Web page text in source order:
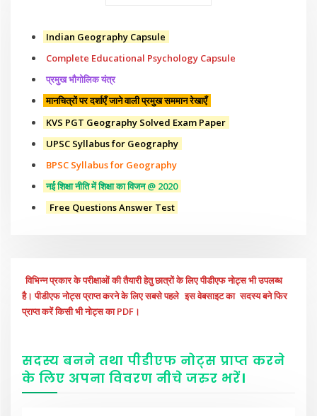
Indian Geography Capsule
Complete Educational Psychology Capsule
प्रमुख भौगोलिक यंत्र
मानचित्रों पर दर्शाएँ जाने वाली प्रमुख सममान रेखाएँ
KVS PGT Geography Solved Exam Paper
UPSC Syllabus for Geography
BPSC Syllabus for Geography
नई शिक्षा नीति में शिक्षा का विजन @ 2020
Free Questions Answer Test
विभिन्न प्रकार के परीक्षाओं की तैयारी हेतु छात्रों के लिए पीडीएफ नोट्स भी उपलब्ध
है। पीडीएफ नोट्स प्राप्त करने के लिए सबसे पहले इस वेबसाइट का सदस्य बने फिर
प्राप्त करें किसी भी नोट्स का PDF।
सदस्य बनने तथा पीडीएफ नोट्स प्राप्त करने
के लिए अपना विवरण नीचेजरुर भरें।